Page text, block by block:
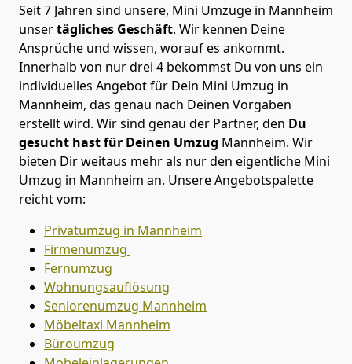
Seit 7 Jahren sind unsere, Mini Umzüge in Mannheim
unsertägliches Geschäft. Wir kennen Deine
Ansprüche und wissen, worauf es ankommt.
Innerhalb von nur drei 4 bekommst Du von uns ein
individuelles Angebot für Dein Mini Umzug in
Mannheim, das genau nach Deinen Vorgaben
erstellt wird. Wir sind genau der Partner, den Du
gesucht hast für Deinen Umzug Mannheim. Wir
bieten Dir weitaus mehr als nur den eigentliche Mini
Umzug in Mannheim an. Unsere Angebotspalette
reicht vom:
Privatumzug in Mannheim
Firmenumzug
Fernumzug
Wohnungsauflösung
Seniorenumzug Mannheim
Möbeltaxi Mannheim
Büroumzug